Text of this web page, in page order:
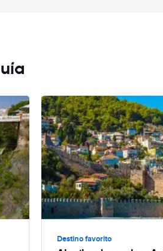
Destino favorito